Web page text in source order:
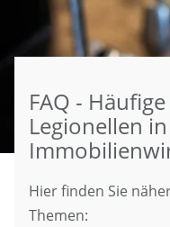
FAQ -
Legionellen
Hier finden Sie
Themen: